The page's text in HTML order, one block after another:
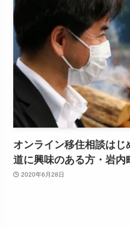
オンライン移住相談は
道に興味のある方・岩内
2020年6月28日